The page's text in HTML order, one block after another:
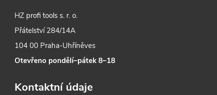
HZ profi tools s. r. o.
Přátelství 284/14A
104 00 Praha-Uhříněves
Otevřeno pondělí–pátek 8–18
Kontaktní údaje